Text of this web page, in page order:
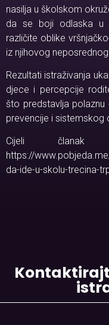
nasilja u školskom
da se boji odlaska u
različite oblike
iz njihovog neposrednog
Rezultati istraživanja
djece i percepcije
što predstavlja
prevencije i sistemskog
Cijeli članak
https://
da-ide-u-skolu-trecina-